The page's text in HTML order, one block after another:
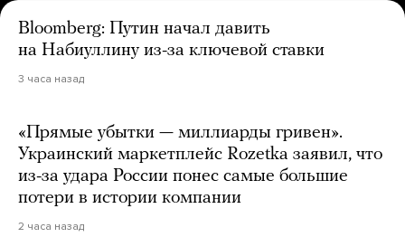
Bloomberg: Путин начал давить
на Набиуллину из-за ключевой ставки
3 часа назад
«Прямые убытки — миллиарды гривен».
Украинский маркетплейс Rozetka заявил, что
из-за удара России понес самые большие
потери в истории компании
2 часа назад